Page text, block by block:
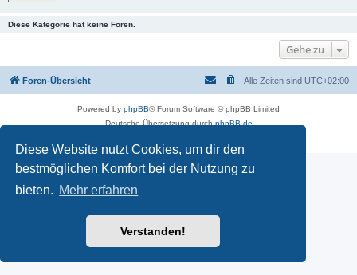
Diese Website nutzt Cookies, um dir den
bestmöglichen Komfort bei der Nutzung zu
bieten. Mehr erfahren
Verstanden!
Diese Kategorie hat keine Foren.
Gehe zu
Foren-Übersicht Alle Zeiten sind UTC+02:00
Powered by phpBB® Forum Software © phpBB Limited
Deutsche Übersetzung durch phpBB.de